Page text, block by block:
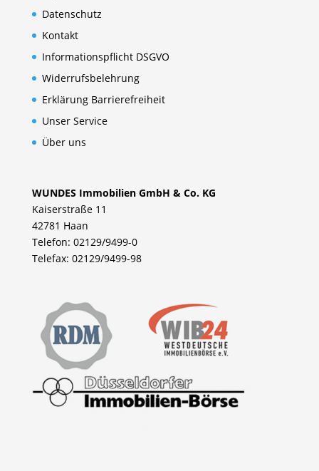
Datenschutz
Kontakt
Informationspflicht DSGVO
Widerrufsbelehrung
Erklärung Barrierefreiheit
Unser Service
Über uns
WUNDES Immobilien GmbH & Co. KG
Kaiserstraße 11
42781 Haan
Telefon: 02129/9499-0
Telefax: 02129/9499-98